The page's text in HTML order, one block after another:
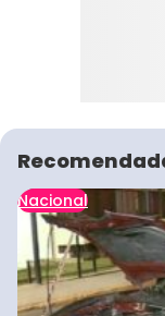
Nacional